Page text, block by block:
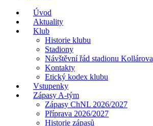
Úvod
Aktuality
Klub
Historie klubu
Stadiony
Návštěvní řád stadionu Kollárova
Kontakty
Etický kodex klubu
Vstupenky
Zápasy A-tým
Zápasy ChNL 2026/2027
Příprava 2026/2027
Historie zápasů